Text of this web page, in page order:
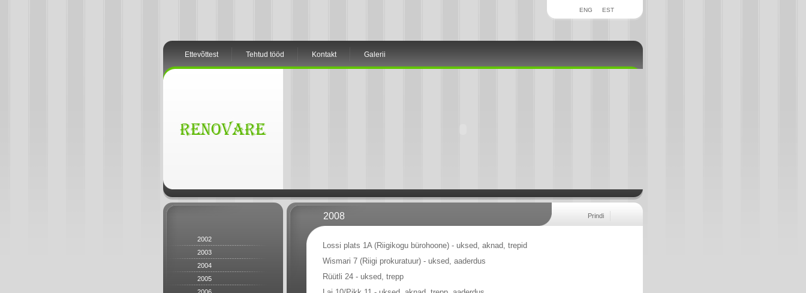
ENG EST
Ettevõttest Tehtud tööd Kontakt Galerii
2008 Prindi
2002
2003
2004
2005
Lossi plats 1A (Riigikogu bürohoone) - uksed, aknad, trepid
Wismari 7 (Riigi prokuratuur) - uksed, aaderdus
Rüütli 24 - uksed, trepp